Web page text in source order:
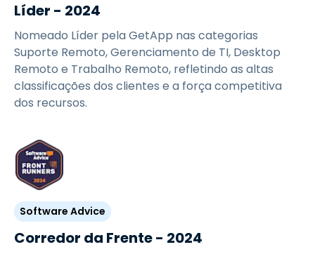
Líder - 2024
Nomeado Líder pela GetApp nas categorias
Suporte Remoto, Gerenciamento de TI, Desktop
Remoto e Trabalho Remoto, refletindo as altas
classificações dos clientes e a força competitiva
dos recursos.
Software Advice
Corredor da Frente - 2024